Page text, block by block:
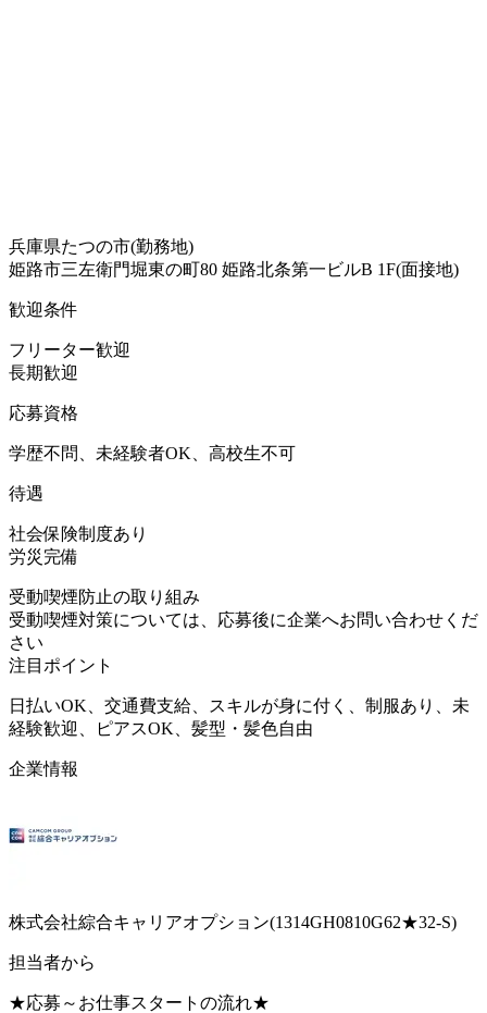
兵庫県たつの市(勤務地)
姫路市三左衛門堀東の町80 姫路北条第一ビルB 1F(面接地)
歓迎条件
フリーター歓迎
長期歓迎
応募資格
学歴不問、未経験者OK、高校生不可
待遇
社会保険制度あり
労災完備
受動喫煙防止の取り組み
受動喫煙対策については、応募後に企業へお問い合わせくだ
さい
注目ポイント
日払いOK、交通費支給、スキルが身に付く、制服あり、未
経験歓迎、ピアスOK、髪型・髪色自由
企業情報
株式会社綜合キャリアオプション(1314GH0810G62★32-S)
担当者から
★応募～お仕事スタートの流れ★